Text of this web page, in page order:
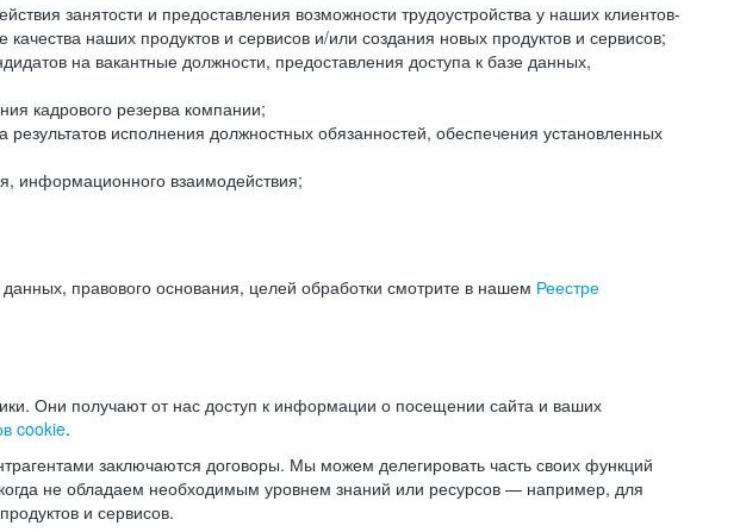
занятости и предоставления возможности трудоустройства у наших клиентов-
наших продуктов и сервисов и/или создания новых продуктов и сервисов;
на вакантные должности, предоставления доступа к базе данных,
кадрового резерва компании;
исполнения должностных обязанностей, обеспечения установленных
информационного взаимодействия;
правового основания, целей обработки смотрите в нашем Реестре
Они получают от нас доступ к информации о посещении сайта и ваших
cookie.
заключаются договоры. Мы можем делегировать часть своих функций
не обладаем необходимым уровнем знаний или ресурсов — например, для
и сервисов.